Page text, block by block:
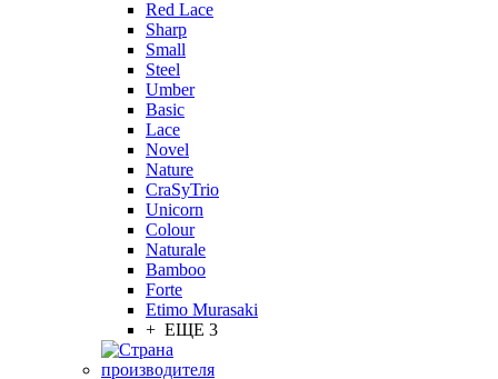
Red Lace
Sharp
Small
Steel
Umber
Basic
Lace
Novel
Nature
CraSyTrio
Unicorn
Colour
Naturale
Bamboo
Forte
Etimo Murasaki
+ ЕЩЕ 3